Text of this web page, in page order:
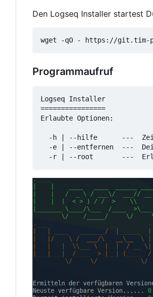
Den Logseq Installer startest
wget -qO - https://git.tim-
Programmaufruf
Logseq Installer
================
Erlaubte Optionen:
-h | --hilfe      ---
-e | --entfernen  ---